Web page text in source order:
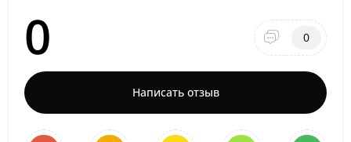
0 0
Написать отзыв